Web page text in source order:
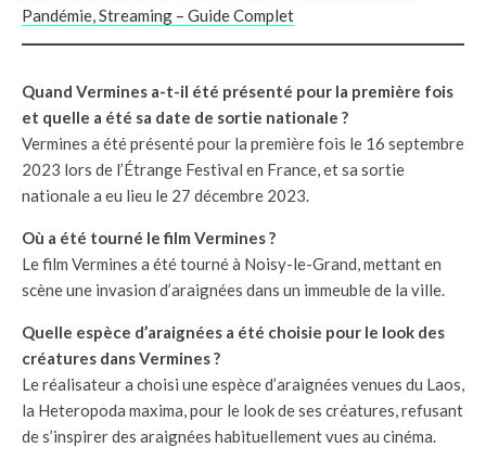
Pandémie, Streaming – Guide Complet
Quand Vermines a-t-il été présenté pour la première fois
et quelle a été sa date de sortie nationale ?
Vermines a été présenté pour la première fois le 16 septembre
2023 lors de l’Étrange Festival en France, et sa sortie
nationale a eu lieu le 27 décembre 2023.
Où a été tourné le film Vermines ?
Le film Vermines a été tourné à Noisy-le-Grand, mettant en
scène une invasion d’araignées dans un immeuble de la ville.
Quelle espèce d’araignées a été choisie pour le look des
créatures dans Vermines ?
Le réalisateur a choisi une espèce d’araignées venues du Laos,
la Heteropoda maxima, pour le look de ses créatures, refusant
de s’inspirer des araignées habituellement vues au cinéma.